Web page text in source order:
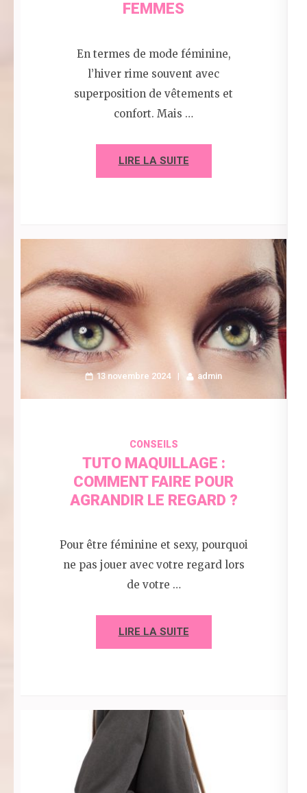
FEMMES
En termes de mode féminine,
l’hiver rime souvent avec
superposition de vêtements et
confort. Mais …
LIRE LA SUITE
13 novembre 2024 admin
CONSEILS
TUTO MAQUILLAGE :
COMMENT FAIRE POUR
AGRANDIR LE REGARD ?
Pour être féminine et sexy, pourquoi
ne pas jouer avec votre regard lors
de votre …
LIRE LA SUITE